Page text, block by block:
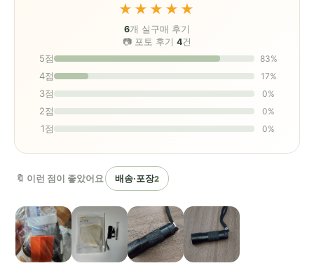
★★★★★
6개 실구매 후기
📷 포토 후기 4건
5점 83%
4점 17%
3점 0%
2점 0%
1점 0%
🔖 이런 점이 좋았어요 배송·포장2